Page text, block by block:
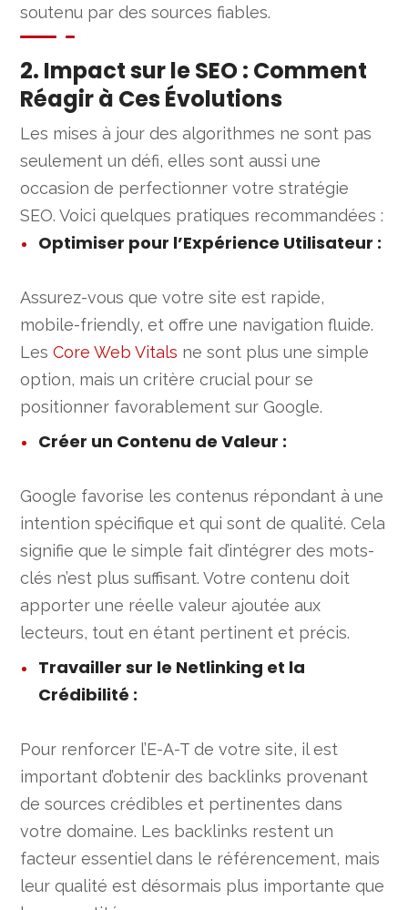
soutenu par des sources fiables.
2. Impact sur le SEO : Comment
Réagir à Ces Évolutions
Les mises à jour des algorithmes ne sont pas
seulement un défi, elles sont aussi une
occasion de perfectionner votre stratégie
SEO. Voici quelques pratiques recommandées :
Optimiser pour l’Expérience Utilisateur :
Assurez-vous que votre site est rapide,
mobile-friendly, et offre une navigation fluide.
Les Core Web Vitals ne sont plus une simple
option, mais un critère crucial pour se
positionner favorablement sur Google.
Créer un Contenu de Valeur :
Google favorise les contenus répondant à une
intention spécifique et qui sont de qualité. Cela
signifie que le simple fait d’intégrer des mots-
clés n’est plus suffisant. Votre contenu doit
apporter une réelle valeur ajoutée aux
lecteurs, tout en étant pertinent et précis.
Travailler sur le Netlinking et la
Crédibilité :
Pour renforcer l’E-A-T de votre site, il est
important d’obtenir des backlinks provenant
de sources crédibles et pertinentes dans
votre domaine. Les backlinks restent un
facteur essentiel dans le référencement, mais
leur qualité est désormais plus importante que